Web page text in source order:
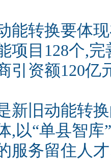
转换要体现
项目128个,
引资额120亿
旧动能转换
,以“单县智
服务留住人